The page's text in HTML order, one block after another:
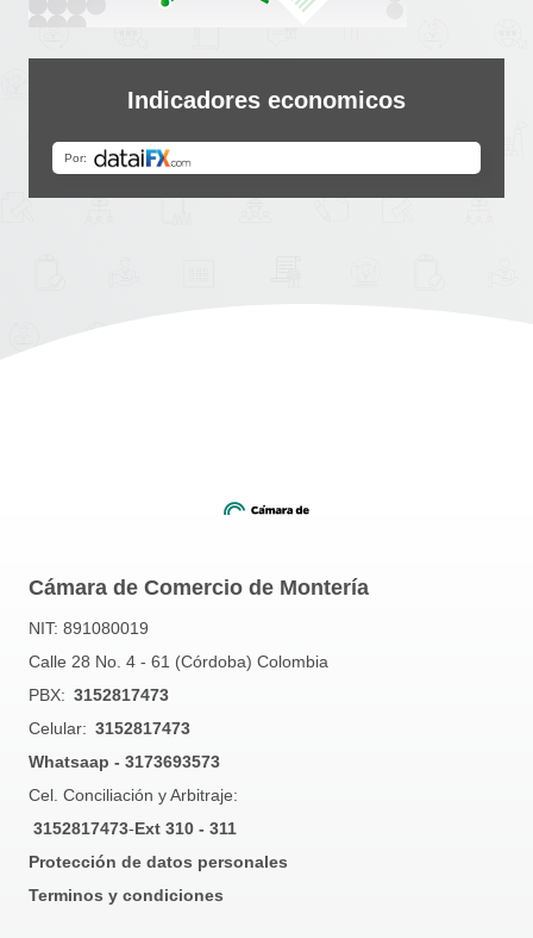
Indicadores economicos
Cámara de Comercio de Montería
NIT: 891080019
Calle 28 No. 4 - 61 (Córdoba) Colombia
PBX: 3152817473
Celular: 3152817473
Whatsaap - 3173693573
Cel. Conciliación y Arbitraje:
3152817473-Ext 310 - 311
Protección de datos personales
Terminos y condiciones